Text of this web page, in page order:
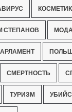
СТЕПАНОВ
СМЕРТНОСТЬ
ТУРИЗМ